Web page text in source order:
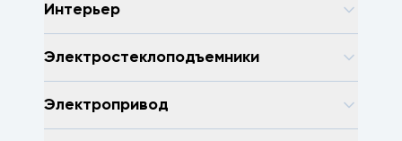
Интерьер
Электростеклоподъемники
Электропривод